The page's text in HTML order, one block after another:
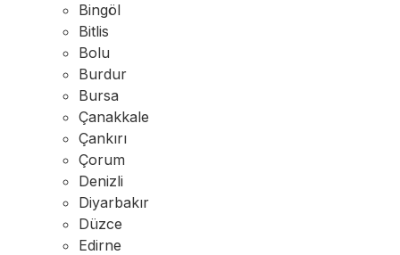
Bingöl
Bitlis
Bolu
Burdur
Bursa
Çanakkale
Çankırı
Çorum
Denizli
Diyarbakır
Düzce
Edirne